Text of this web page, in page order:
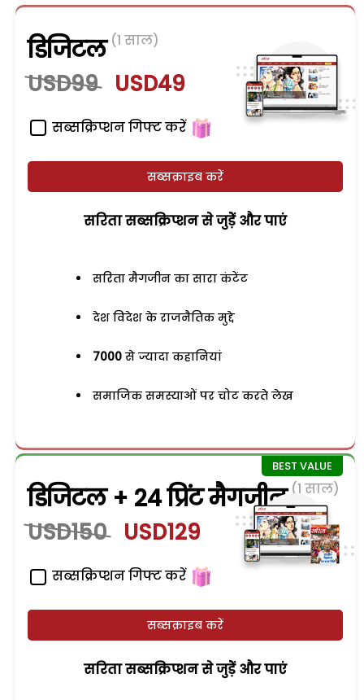
डिजिटल (1 साल)
USD99 USD49
सब्सक्रिप्शन गिफ्ट करें
सब्सक्राइब करें
सरिता सब्सक्रिप्शन से जुड़ेें और पाएं
सरिता मैगजीन का सारा कंटेंट
देश विदेश के राजनैतिक मुद्दे
7000 से ज्यादा कहानियां
समाजिक समस्याओं पर चोट करते लेख
डिजिटल + 24 प्रिंट मैगजीन (1 साल)
USD150 USD129
सब्सक्रिप्शन गिफ्ट करें
सब्सक्राइब करें
सरिता सब्सक्रिप्शन से जुड़ेें और पाएं